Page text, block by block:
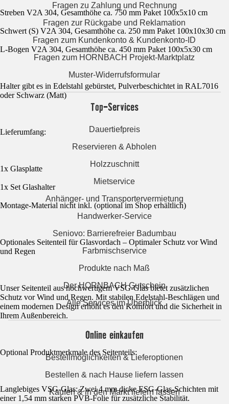
Streben V2A 304, Gesamthöhe ca. 750 mm Paket 100x5x10 cm
Schwert (S) V2A 304, Gesamthöhe ca. 250 mm Paket 100x10x30 cm
L-Bogen V2A 304, Gesamthöhe ca. 450 mm Paket 100x5x30 cm
Halter gibt es in Edelstahl gebürstet, Pulverbeschichtet in RAL7016
oder Schwarz (Matt)
Lieferumfang:
1x Glasplatte
1x Set Glashalter
Montage-Material nicht inkl. (optional im Shop erhältlich)
Optionales Seitenteil für Glasvordach – Optimaler Schutz vor Wind
und Regen
Unser Seitenteil aus hochwertigem VSG-Glas bietet zusätzlichen
Schutz vor Wind und Regen. Mit stabilen Edelstahl-Beschlägen und
einem modernen Design erhöht es den Komfort und die Sicherheit in
Ihrem Außenbereich.
Optional Produktmerkmale des Seitenteils:
Langlebiges VSG-Glas: Zwei 4 mm dicke ESG-Glas-Schichten mit
einer 1,54 mm starken PVB-Folie für zusätzliche Stabilität.
Fragen zu Zahlung und Rechnung
Fragen zur Rückgabe und Reklamation
Fragen zum Kundenkonto & Kundenkonto-ID
Fragen zum HORNBACH Projekt-Marktplatz
Muster-Widerrufsformular
Top-Services
Dauertiefpreis
Reservieren & Abholen
Holzzuschnitt
Mietservice
Anhänger- und Transportervermietung
Handwerker-Service
Seniovo: Barrierefreier Badumbau
Farbmischservice
Produkte nach Maß
Der HORNBACH Gutschein
Alle Services im Überblick
Online einkaufen
Bestellmöglichkeiten & Lieferoptionen
Bestellen & nach Hause liefern lassen
Kaufen & in den Markt liefern lassen